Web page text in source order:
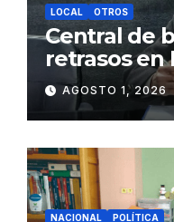
LOCAL OTROS
Central de
retrasos en
de Agua y
Juliaca
AGOSTO 1, 2026
NACIONAL POLÍTICA